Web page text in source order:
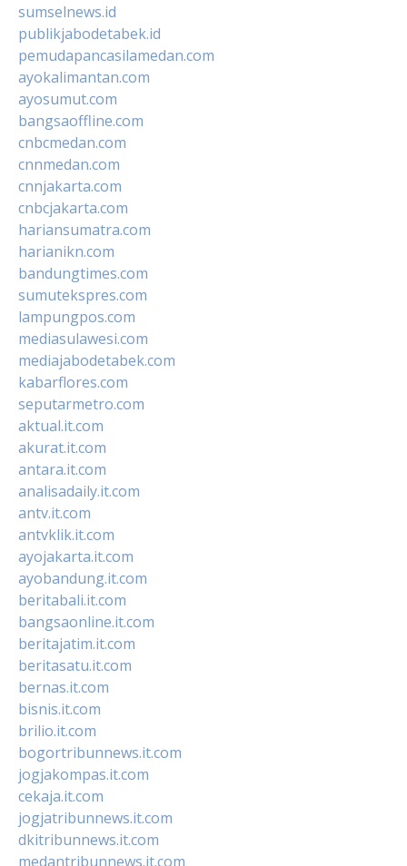
sumselnews.id
publikjabodetabek.id
pemudapancasilamedan.com
ayokalimantan.com
ayosumut.com
bangsaoffline.com
cnbcmedan.com
cnnmedan.com
cnnjakarta.com
cnbcjakarta.com
hariansumatra.com
harianikn.com
bandungtimes.com
sumutekspres.com
lampungpos.com
mediasulawesi.com
mediajabodetabek.com
kabarflores.com
seputarmetro.com
aktual.it.com
akurat.it.com
antara.it.com
analisadaily.it.com
antv.it.com
antvklik.it.com
ayojakarta.it.com
ayobandung.it.com
beritabali.it.com
bangsaonline.it.com
beritajatim.it.com
beritasatu.it.com
bernas.it.com
bisnis.it.com
brilio.it.com
bogortribunnews.it.com
jogjakompas.it.com
cekaja.it.com
jogjatribunnews.it.com
dkitribunnews.it.com
medantribunnews.it.com